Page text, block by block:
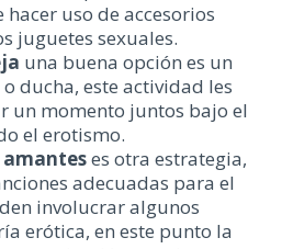
uso de accesorios
juguetes sexuales.
una buena opción es un
ducha, este actividad les
un momento juntos bajo el
el erotismo.
amanteses otra estrategia,
adecuadas para el
involucrar algunos
erótica, en este punto la